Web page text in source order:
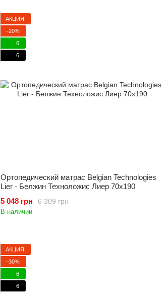
АКЦИЯ
−20%
6
6
Ортопедический матрас Belgian Technologies
Lier - Белжин Техноложис Лиер 70x190
6 309 грн
5 048 грн
В наличии
АКЦИЯ
−30%
6
6